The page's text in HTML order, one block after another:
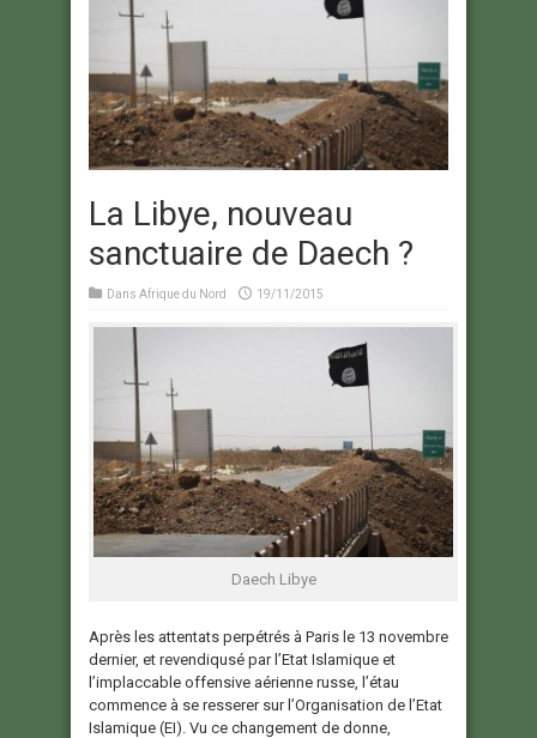
La Libye, nouveau
sanctuaire de Daech ?
Dans Afrique du Nord 19/11/2015
Daech Libye
Après les attentats perpétrés à Paris le 13 novembre
dernier, et revendiqusé par l’Etat Islamique et
l’implaccable offensive aérienne russe, l’étau
commence à se resserer sur l’Organisation de l’Etat
Islamique (EI). Vu ce changement de donne,